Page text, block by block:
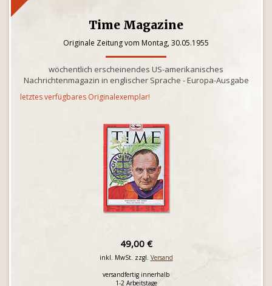
Time Magazine
Originale Zeitung vom Montag, 30.05.1955
wöchentlich erscheinendes US-amerikanisches
Nachrichtenmagazin in englischer Sprache - Europa-Ausgabe
letztes verfügbares Originalexemplar!
49,00 €
inkl. MwSt. zzgl. Versand
versandfertig innerhalb
1-2 Arbeitstage